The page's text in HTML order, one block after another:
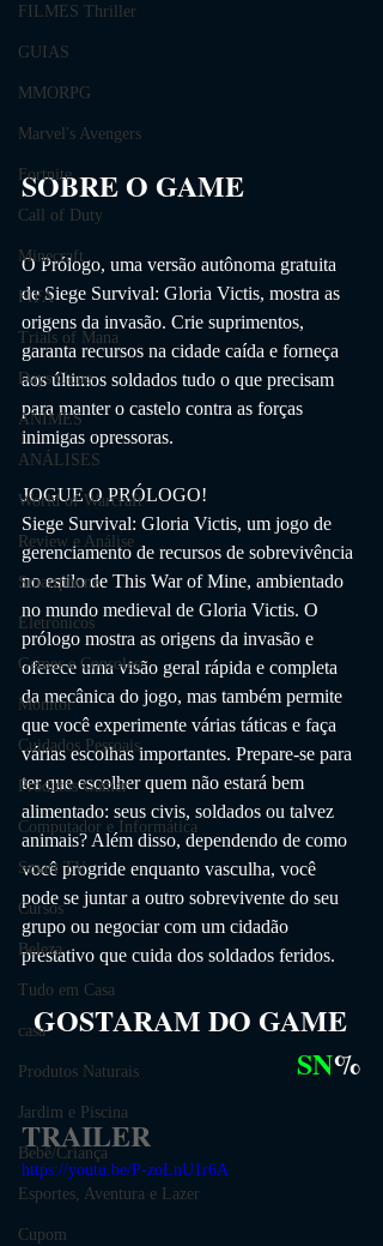
FILMES Thriller
GUIAS
MMORPG
Marvel's Avengers
Fortnite
Call of Duty
Minecraft
FIFA
Trials of Mana
Days Gone
ANIMES
ANÁLISES
World of Warcraft
Review e Análise
Smartphone
Eletrônicos
Games e Consoles
Monitor
Cuidados Pessoais
Produtos Gamer
Computador e Informática
Smart TV
Cursos
Beleza
Tudo em Casa
casa
Produtos Naturais
Jardim e Piscina
Bebê/Criança
Esportes, Aventura e Lazer
Cupom
SOBRE O GAME
O Prólogo, uma versão autônoma gratuita
de Siege Survival: Gloria Victis, mostra as
origens da invasão. Crie suprimentos,
garanta recursos na cidade caída e forneça
aos últimos soldados tudo o que precisam
para manter o castelo contra as forças
inimigas opressoras.
JOGUE O PRÓLOGO!
Siege Survival: Gloria Victis, um jogo de
gerenciamento de recursos de sobrevivência
no estilo de This War of Mine, ambientado
no mundo medieval de Gloria Victis. O
prólogo mostra as origens da invasão e
oferece uma visão geral rápida e completa
da mecânica do jogo, mas também permite
que você experimente várias táticas e faça
várias escolhas importantes. Prepare-se para
ter que escolher quem não estará bem
alimentado: seus civis, soldados ou talvez
animais? Além disso, dependendo de como
você progride enquanto vasculha, você
pode se juntar a outro sobrevivente do seu
grupo ou negociar com um cidadão
prestativo que cuida dos soldados feridos.
GOSTARAM DO GAME
SN%
TRAILER
https://youtu.be/P-zoLnU1r6A